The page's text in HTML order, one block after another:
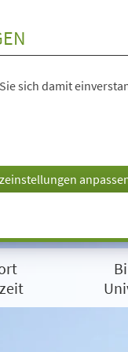
sich damit